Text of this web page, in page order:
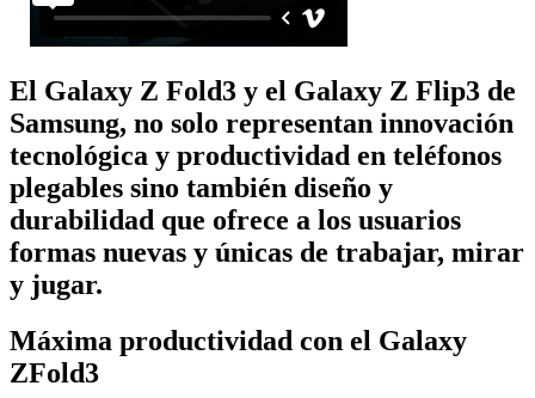
El Galaxy Z Fold3 y el Galaxy Z Flip3 de
Samsung, no solo representan innovación
tecnológica y productividad en teléfonos
plegables sino también diseño y
durabilidad que ofrece a los usuarios
formas nuevas y únicas de trabajar, mirar
y jugar.
Máxima productividad con el Galaxy
ZFold3